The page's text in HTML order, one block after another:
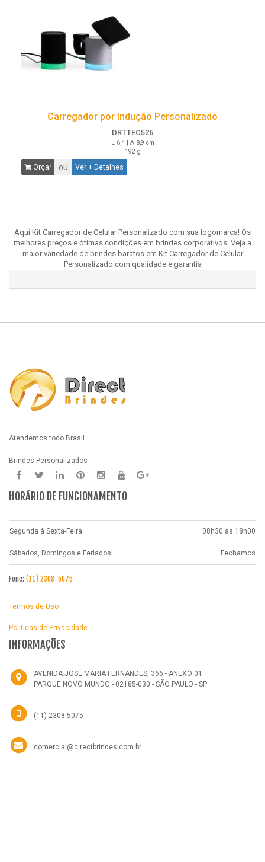
Carregador por Indução Personalizado
DRTTEC526
L 6,4 | A 8,9 cm
192 g
Orçar ou Ver + Detalhes
Aqui Kit Carregador de Celular Personalizado com sua logomarca! Os
melhores preços e ótimas condições em brindes corporativos. Veja a
maior variedade de brindes baratos em Kit Carregador de Celular
Personalizado com qualidade e garantia
Atendemos todo Brasil.
Brindes Personalizados
HORÁRIO DE FUNCIONAMENTO
Segunda à Sexta-Feira: 08h30 às 18h00
Sábados, Domingos e Feriados: Fechamos
Fone: (11) 2308-5075
Termos de Uso
Politicas de Privacidade
INFORMAÇÕES
AVENIDA JOSÉ MARIA FERNANDES, 366 - ANEXO 01
PARQUE NOVO MUNDO - 02185-030 - SÃO PAULO - SP
(11) 2308-5075
comercial@directbrindes.com.br